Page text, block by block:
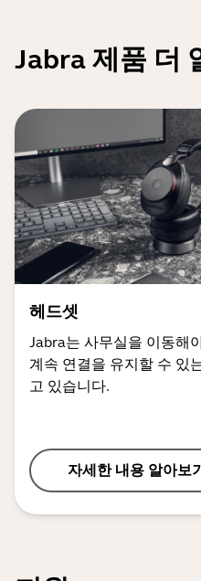
Jabra 제품 더
헤드셋
Jabra는 사무실을 이동해
계속 연결을 유지할 수 있
고 있습니다.
자세한 내용 알아보